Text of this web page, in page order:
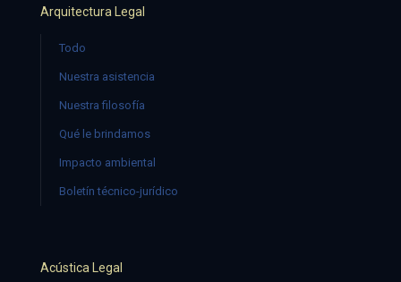
Arquitectura Legal
Todo
Nuestra asistencia
Nuestra filosofía
Qué le brindamos
Impacto ambiental
Boletín técnico-jurídico
Acústica Legal